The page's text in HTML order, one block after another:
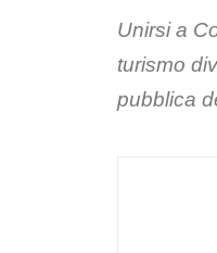
Unirsi a
turismo
pubblica